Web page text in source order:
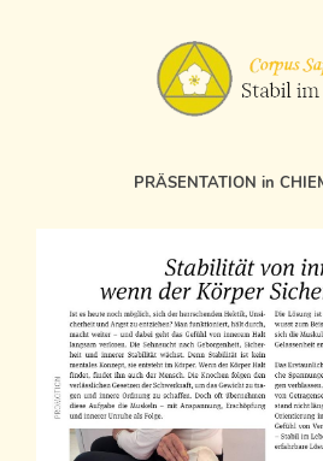
PRÄSENTATION in